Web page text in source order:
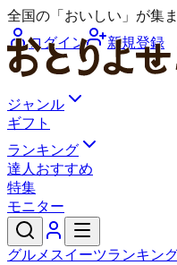
全国の「おいしい」が集
ログイン
新規登録
ジャンル
ギフト
ランキング
達人おすすめ
特集
モニター
グルメ スイーツランキン